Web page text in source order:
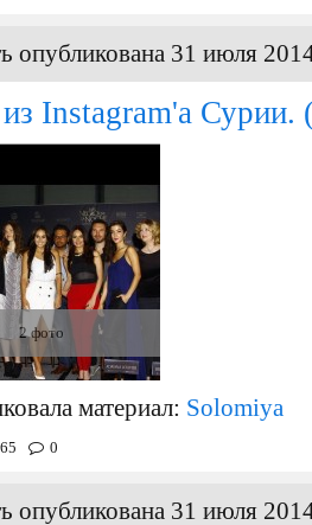
опубликована 31 июля
Instagram'а Сурии.
2 фото
материал: Solomiya
0
опубликована 31 июля